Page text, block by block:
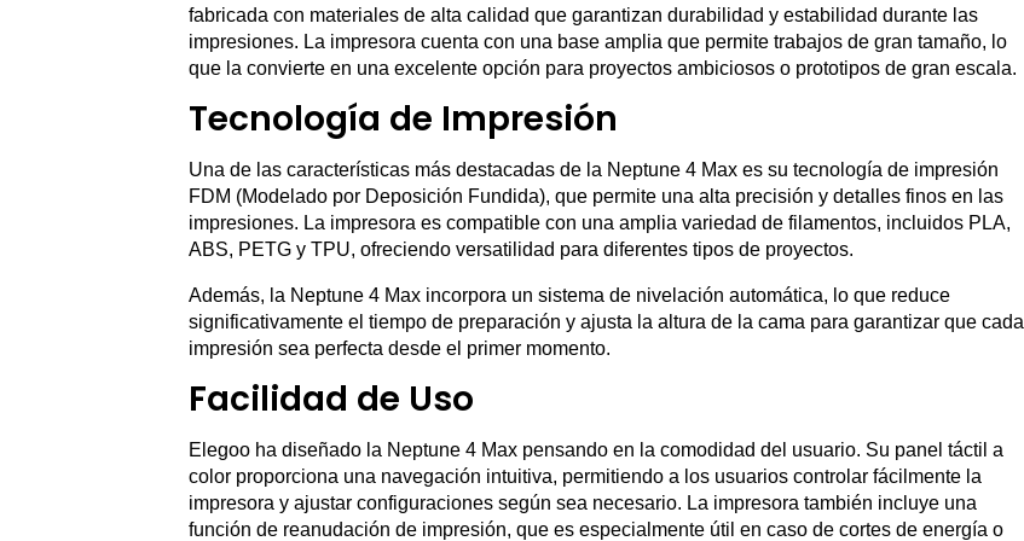
fabricada con materiales de alta calidad que garantizan durabilidad y estabilidad durante las
impresiones. La impresora cuenta con una base amplia que permite trabajos de gran tamaño, lo
que la convierte en una excelente opción para proyectos ambiciosos o prototipos de gran escala.
Tecnología de Impresión
Una de las características más destacadas de la Neptune 4 Max es su tecnología de impresión
FDM (Modelado por Deposición Fundida), que permite una alta precisión y detalles finos en las
impresiones. La impresora es compatible con una amplia variedad de filamentos, incluidos PLA,
ABS, PETG y TPU, ofreciendo versatilidad para diferentes tipos de proyectos.
Además, la Neptune 4 Max incorpora un sistema de nivelación automática, lo que reduce
significativamente el tiempo de preparación y ajusta la altura de la cama para garantizar que cada
impresión sea perfecta desde el primer momento.
Facilidad de Uso
Elegoo ha diseñado la Neptune 4 Max pensando en la comodidad del usuario. Su panel táctil a
color proporciona una navegación intuitiva, permitiendo a los usuarios controlar fácilmente la
impresora y ajustar configuraciones según sea necesario. La impresora también incluye una
función de reanudación de impresión, que es especialmente útil en caso de cortes de energía o